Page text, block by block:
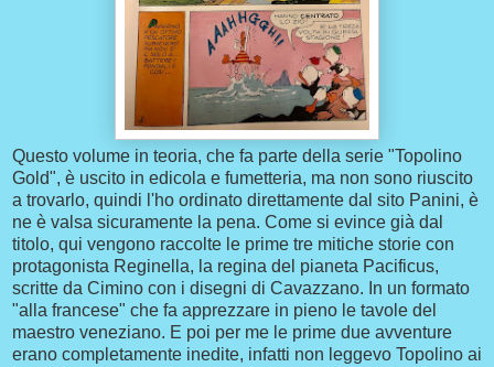
Questo volume in teoria, che fa parte della serie "Topolino
Gold", è uscito in edicola e fumetteria, ma non sono riuscito
a trovarlo, quindi l'ho ordinato direttamente dal sito Panini, è
ne è valsa sicuramente la pena. Come si evince già dal
titolo, qui vengono raccolte le prime tre mitiche storie con
protagonista Reginella, la regina del pianeta Pacificus,
scritte da Cimino con i disegni di Cavazzano. In un formato
"alla francese" che fa apprezzare in pieno le tavole del
maestro veneziano. E poi per me le prime due avventure
erano completamente inedite, infatti non leggevo Topolino ai